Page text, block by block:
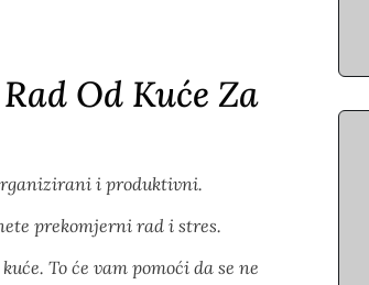
Od Kuće Za
i produktivni.
prekomjerni rad i stres.
To će vam pomoći da se ne